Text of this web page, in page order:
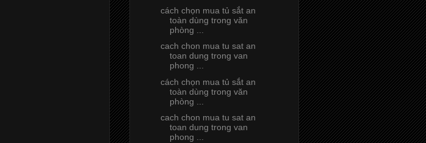
cách chọn mua tủ sắt an
toàn dùng trong văn
phòng ...
cach chon mua tu sat an
toan dung trong van
phong ...
cách chọn mua tủ sắt an
toàn dùng trong văn
phòng ...
cach chon mua tu sat an
toan dung trong van
phong ...